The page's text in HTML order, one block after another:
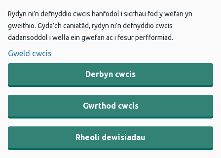
Rydyn ni’n defnyddio cwcis hanfodol i sicrhau fod y wefan yn
gweithio. Gyda’ch caniatâd, rydyn ni’n defnyddio cwcis
dadansoddol i wella ein gwefan ac i fesur perfformiad.
Gweld cwcis
Derbyn cwcis
Gwrthod cwcis
Rheoli dewisiadau